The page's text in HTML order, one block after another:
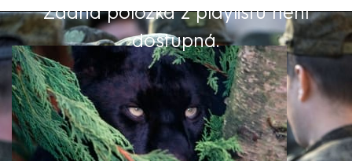
Žádná položka z playlistu není
dostupná.
Výběr redakce